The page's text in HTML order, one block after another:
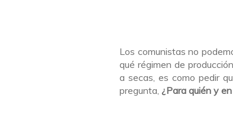
Los comunistas no
qué régimen de
a secas, es como pedir
pregunta, ¿Para quién y